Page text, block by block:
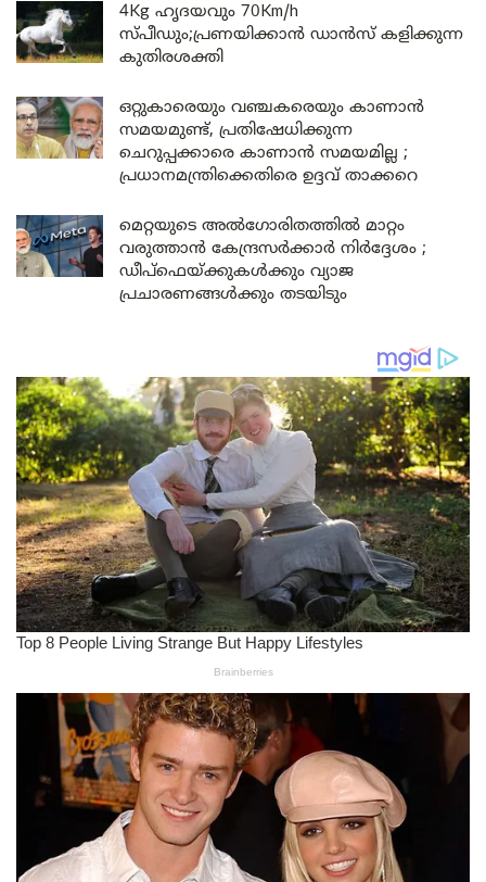
4Kg ഹൃദയവും 70Km/h
സ്പീഡും;പ്രണയിക്കാൻ ഡാൻസ് കളിക്കുന്ന
കുതിരശക്തി
ഒറ്റുകാരെയും വഞ്ചകരെയും കാണാൻ
സമയമുണ്ട്, പ്രതിഷേധിക്കുന്ന
ചെറുപ്പക്കാരെ കാണാൻ സമയമില്ല ;
പ്രധാനമന്ത്രിക്കെതിരെ ഉദ്ദവ് താക്കറെ
മെറ്റയുടെ അൽഗോരിതത്തിൽ മാറ്റം
വരുത്താൻ കേന്ദ്രസർക്കാർ നിർദ്ദേശം ;
ഡീപ്‌ഫെയ്ക്കുകൾക്കും വ്യാജ
പ്രചാരണങ്ങൾക്കും തടയിടും